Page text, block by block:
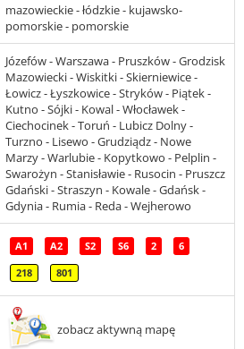
mazowieckie - łódzkie - kujawsko-
pomorskie - pomorskie
Józefów - Warszawa - Pruszków - Grodzisk
Mazowiecki - Wiskitki - Skierniewice -
Łowicz - Łyszkowice - Stryków - Piątek -
Kutno - Sójki - Kowal - Włocławek -
Ciechocinek - Toruń - Lubicz Dolny -
Turzno - Lisewo - Grudziądz - Nowe
Marzy - Warlubie - Kopytkowo - Pelplin -
Swarożyn - Stanisławie - Rusocin - Pruszcz
Gdański - Straszyn - Kowale - Gdańsk -
Gdynia - Rumia - Reda - Wejherowo
A1 A2 S2 S6 2 6
218 801
zobacz aktywną mapę